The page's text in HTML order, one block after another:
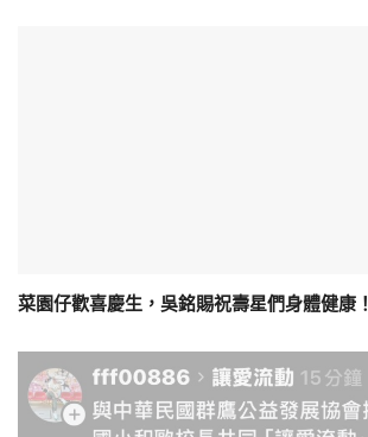
菜園仔歡喜慶生，吳銘賜祝壽星們身體健康！